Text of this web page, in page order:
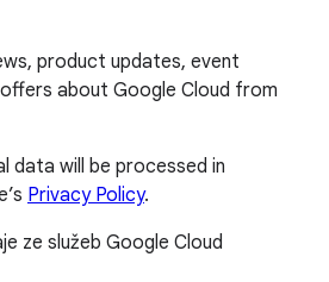
product updates, event
about Google Cloud from
data will be processed in
Privacy Policy.
ze služeb Google Cloud